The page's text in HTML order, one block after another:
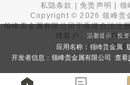
私隐条款 |免责声明 领
Copyright ©2026 领峰贵
领峰贵金属有限公司于香港合法注
球客户。本站内所有
投资有风险
温馨提示：投
应用名称：领峰贵金属
开发者信息：领峰贵金属有限公司 查看